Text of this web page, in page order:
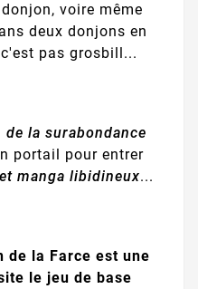
voire même
deux donjons en
pas grosbill...
de la surabondance
portail pour entrer
manga libidineux...
de la Farce est une
le jeu de base